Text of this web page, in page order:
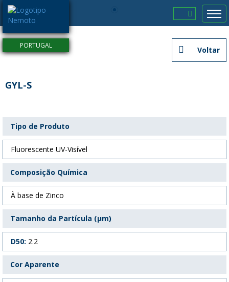
PORTUGAL
Empresa
Pigmentos
Contactos
Voltar
GYL-S
Tipo de Produto
Fluorescente UV-Visível
Composição Química
À base de Zinco
Tamanho da Partícula (μm)
D50: 2.2
Cor Aparente